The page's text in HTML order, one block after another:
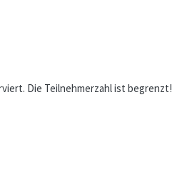
Die Teilnehmerzahl ist begrenzt!